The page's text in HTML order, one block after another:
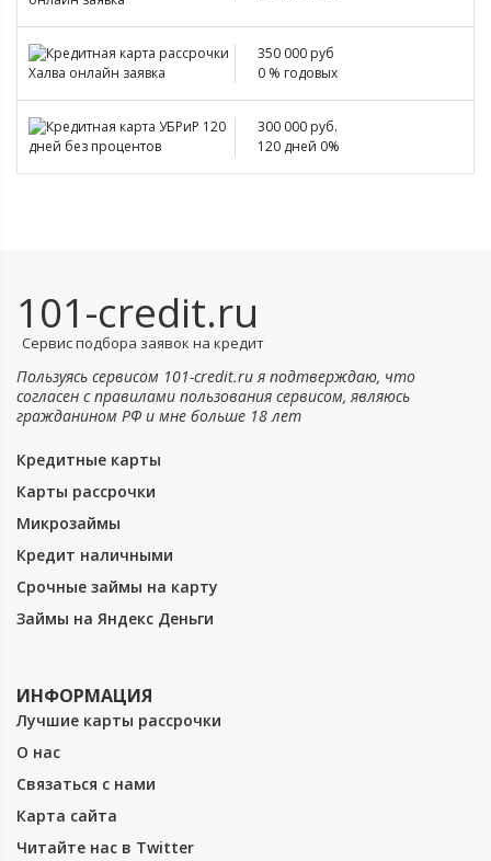
350 000 руб
0 % годовых
300 000 руб.
120 дней 0%
101-credit.ru
Сервис подбора заявок на кредит
Пользуясь сервисом 101-credit.ru я подтверждаю, что
согласен с правилами пользования сервисом, являюсь
гражданином РФ и мне больше 18 лет
Кредитные карты
Карты рассрочки
Микрозаймы
Кредит наличными
Срочные займы на карту
Займы на Яндекс Деньги
ИНФОРМАЦИЯ
Лучшие карты рассрочки
О нас
Связаться с нами
Карта сайта
Читайте нас в Twitter